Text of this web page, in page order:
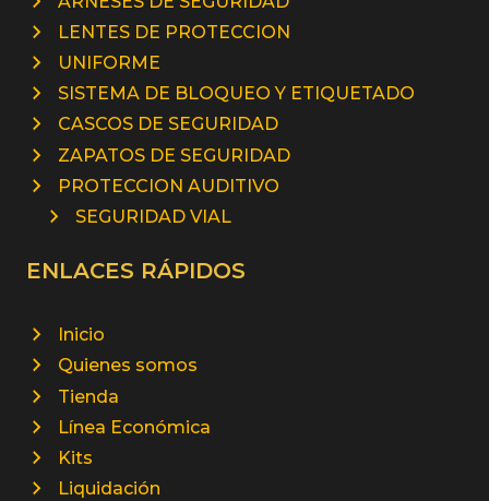
LENTES DE PROTECCION
UNIFORME
SISTEMA DE BLOQUEO Y ETIQUETADO
CASCOS DE SEGURIDAD
ZAPATOS DE SEGURIDAD
PROTECCION AUDITIVO
SEGURIDAD VIAL
ENLACES RÁPIDOS
Inicio
Quienes somos
Tienda
Línea Económica
Kits
Liquidación